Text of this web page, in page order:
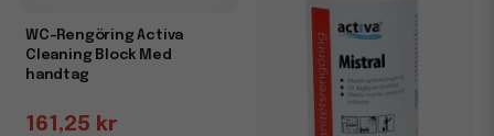
WC-Rengöring Activa
Cleaning Block Med
handtag
161,25 kr